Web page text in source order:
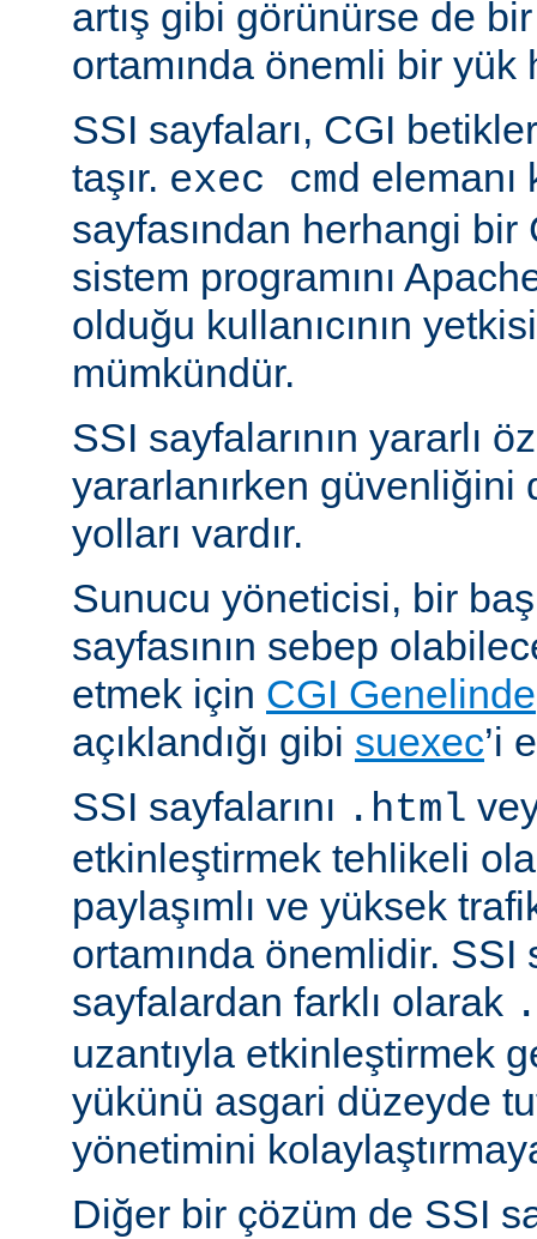
artış gibi görünürse de
ortamında önemli bir yük
SSI sayfaları, CGI
taşır. exec cmd elemanı
sayfasından herhangi
sistem programını
olduğu kullanıcının
mümkündür.
SSI sayfalarının yararlı
yararlanırken güvenliğini
yolları vardır.
Sunucu yöneticisi, bir
sayfasının sebep
etmek için CGI Genelinde
açıklandığı gibi suexec’i
SSI sayfalarını .html
etkinleştirmek tehlikeli
paylaşımlı ve yüksek
ortamında önemlidir. SSI
sayfalardan farklı olarak
uzantıyla etkinleştirmek
yükünü asgari düzeyde
yönetimini
Diğer bir çözüm de SSI